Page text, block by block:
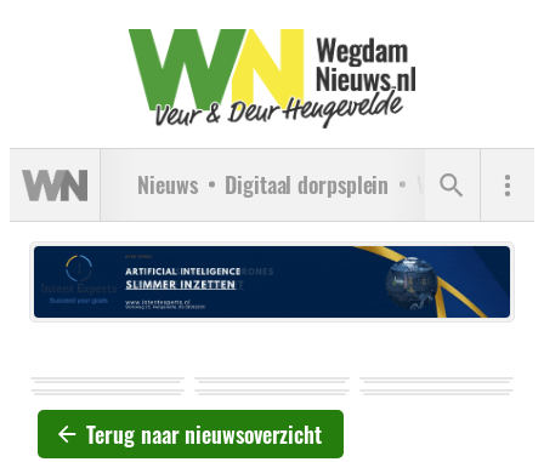
Nieuws Digitaal dorpsplein Verenigingen
Terug naar nieuwsoverzicht